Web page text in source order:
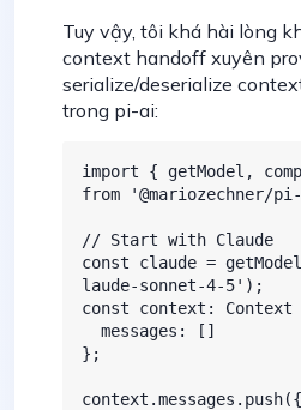
Tuy vậy, tôi khá hài lòng
context handoff xuyên
serialize/deserialize
trong pi-ai:
import { getModel,
from '@mariozechner/
// Start with Claude
const claude =
laude-sonnet-4-5');
const context:
};